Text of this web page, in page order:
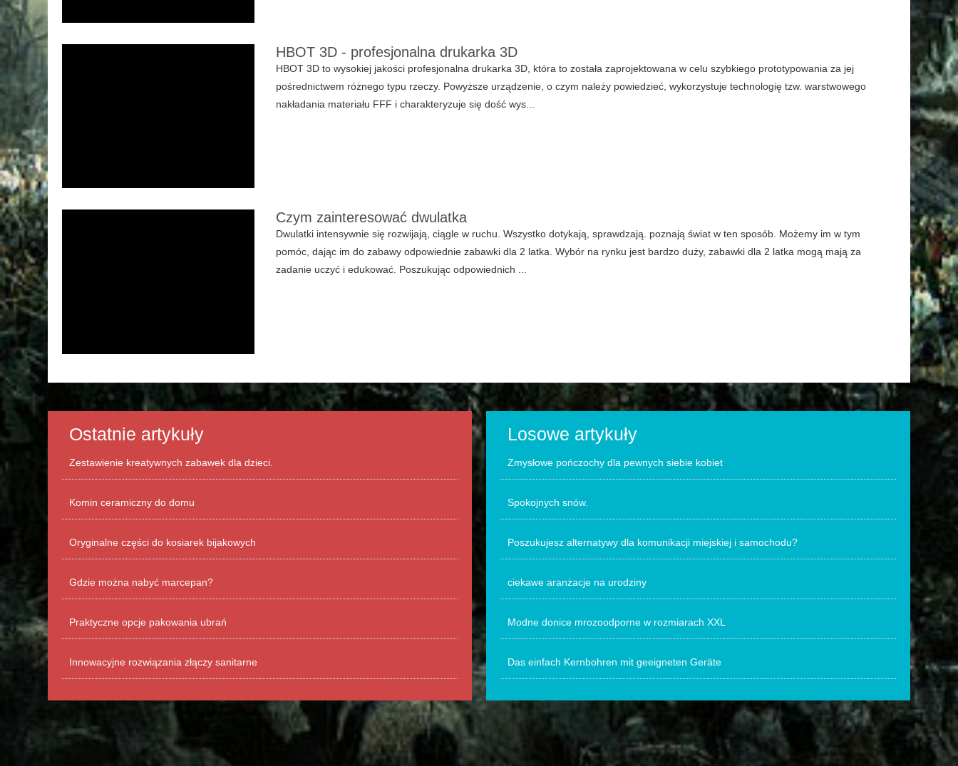
HBOT 3D - profesjonalna drukarka 3D
HBOT 3D to wysokiej jakości profesjonalna drukarka 3D, która to została zaprojektowana w celu szybkiego prototypowania za jej
pośrednictwem różnego typu rzeczy. Powyższe urządzenie, o czym należy powiedzieć, wykorzystuje technologię tzw. warstwowego
nakładania materiału FFF i charakteryzuje się dość wys...
Czym zainteresować dwulatka
Dwulatki intensywnie się rozwijają, ciągle w ruchu. Wszystko dotykają, sprawdzają. poznają świat w ten sposób. Możemy im w tym
pomóc, dając im do zabawy odpowiednie zabawki dla 2 latka. Wybór na rynku jest bardzo duży, zabawki dla 2 latka mogą mają za
zadanie uczyć i edukować. Poszukując odpowiednich ...
Ostatnie artykuły
Zestawienie kreatywnych zabawek dla dzieci.
Komin ceramiczny do domu
Oryginalne części do kosiarek bijakowych
Gdzie można nabyć marcepan?
Praktyczne opcje pakowania ubrań
Innowacyjne rozwiązania złączy sanitarne
Losowe artykuły
Zmysłowe pończochy dla pewnych siebie kobiet
Spokojnych snów.
Poszukujesz alternatywy dla komunikacji miejskiej i samochodu?
ciekawe aranżacje na urodziny
Modne donice mrozoodporne w rozmiarach XXL
Das einfach Kernbohren mit geeigneten Geräte